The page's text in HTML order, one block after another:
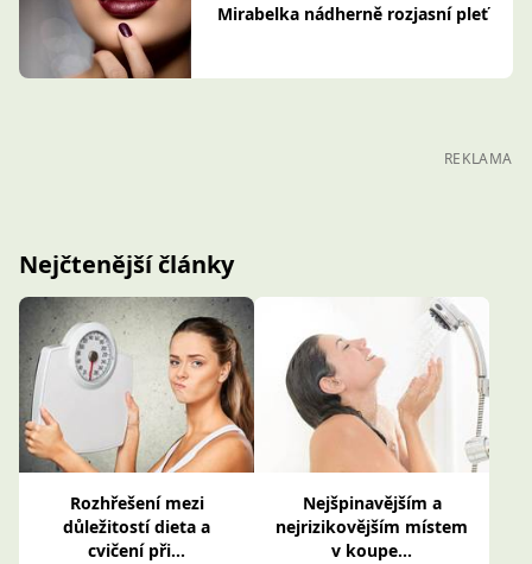
Mirabelka nádherně rozjasní pleť
REKLAMA
Nejčtenější články
Rozhřešení mezi
důležitostí dieta a
cvičení při...
Nejšpinavějším a
nejrizikovějším místem
v koupe...